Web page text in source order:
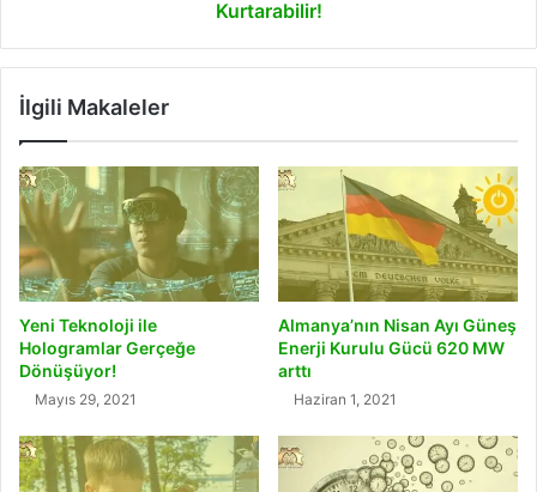
Kurtarabilir!
İlgili Makaleler
Yeni Teknoloji ile
Hologramlar Gerçeğe
Dönüşüyor!
Mayıs 29, 2021
Almanya’nın Nisan Ayı Güneş
Enerji Kurulu Gücü 620 MW
arttı
Haziran 1, 2021